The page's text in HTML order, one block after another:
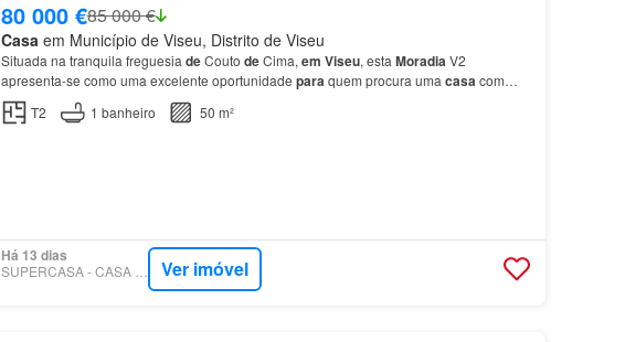
80 000 €85 000 €
Casa em Município de Viseu, Distrito de Viseu
Situada na tranquila freguesia deCouto deCima, em Viseu, esta MoradiaV2
apresenta-se como uma excelente oportunidade paraquem procura uma casacom
Subindo ao piso superior, encontramos 2 quartos, uma sala e uma cozinha, m…
T2 1 banheiro 50 m²
Há 13 dias
Ver imóvel